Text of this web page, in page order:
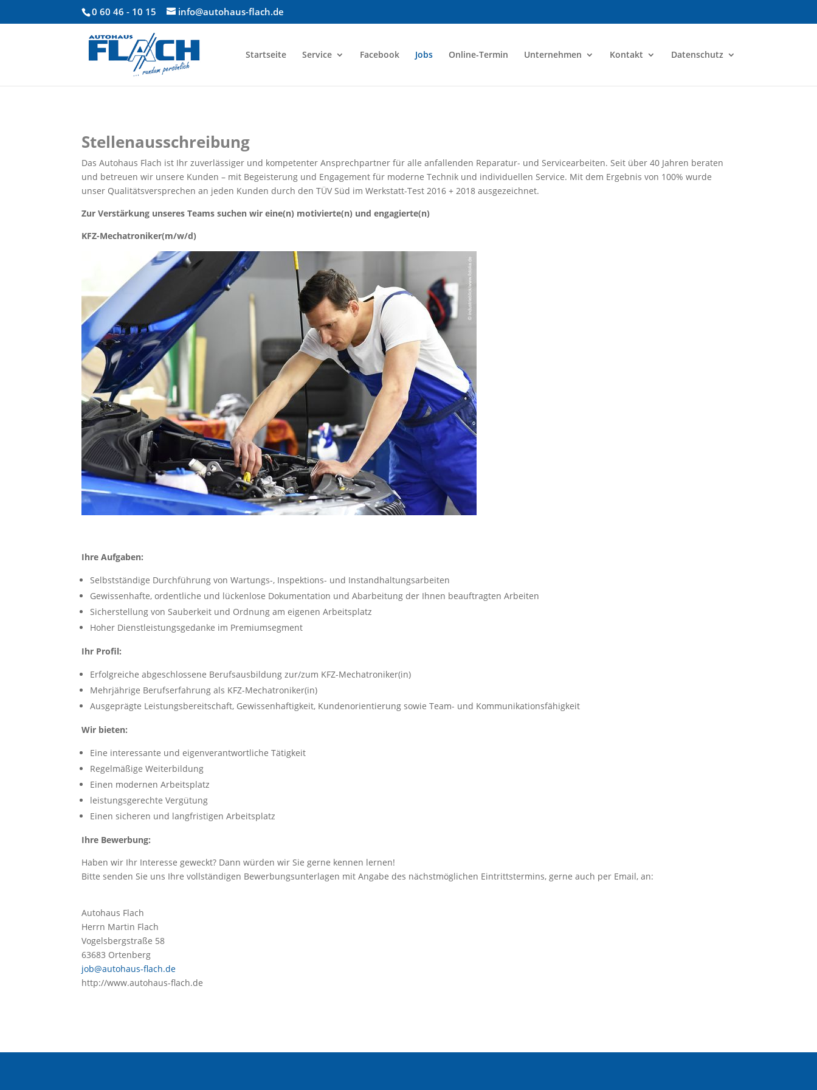
0 60 46 - 10 15 info@autohaus-flach.de
Startseite Service Facebook Jobs Online-Termin Unternehmen Kontakt Datenschutz
Stellenausschreibung
Das Autohaus Flach ist Ihr zuverlässiger und kompetenter Ansprechpartner für alle anfallenden Reparatur- und Servicearbeiten. Seit über 40 Jahren beraten
und betreuen wir unsere Kunden – mit Begeisterung und Engagement für moderne Technik und individuellen Service. Mit dem Ergebnis von 100% wurde
unser Qualitätsversprechen an jeden Kunden durch den TÜV Süd im Werkstatt-Test 2016 + 2018 ausgezeichnet.
Zur Verstärkung unseres Teams suchen wir eine(n) motivierte(n) und engagierte(n)
KFZ-Mechatroniker(m/w/d)
Ihre Aufgaben:
Selbstständige Durchführung von Wartungs-, Inspektions- und Instandhaltungsarbeiten
Gewissenhafte, ordentliche und lückenlose Dokumentation und Abarbeitung der Ihnen beauftragten Arbeiten
Sicherstellung von Sauberkeit und Ordnung am eigenen Arbeitsplatz
Hoher Dienstleistungsgedanke im Premiumsegment
Ihr Profil:
Erfolgreiche abgeschlossene Berufsausbildung zur/zum KFZ-Mechatroniker(in)
Mehrjährige Berufserfahrung als KFZ-Mechatroniker(in)
Ausgeprägte Leistungsbereitschaft, Gewissenhaftigkeit, Kundenorientierung sowie Team- und Kommunikationsfähigkeit
Wir bieten:
Eine interessante und eigenverantwortliche Tätigkeit
Regelmäßige Weiterbildung
Einen modernen Arbeitsplatz
leistungsgerechte Vergütung
Einen sicheren und langfristigen Arbeitsplatz
Ihre Bewerbung:
Haben wir Ihr Interesse geweckt? Dann würden wir Sie gerne kennen lernen!
Bitte senden Sie uns Ihre vollständigen Bewerbungsunterlagen mit Angabe des nächstmöglichen Eintrittstermins, gerne auch per Email, an:
Autohaus Flach
Herrn Martin Flach
Vogelsbergstraße 58
63683 Ortenberg
job@autohaus-flach.de
http://www.autohaus-flach.de